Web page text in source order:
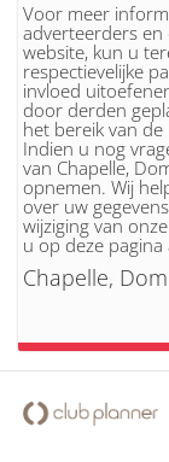
Voor meer
adverteerders
website, kun u
respectievelijke
invloed
door derden
het bereik van de
Indien u nog
van Chapelle,
opnemen. Wij
over uw
wijziging van
u op deze
Chapelle,